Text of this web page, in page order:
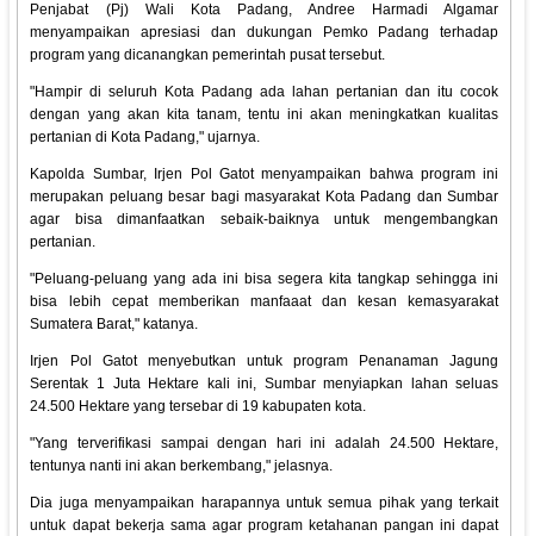
Penjabat (Pj) Wali Kota Padang, Andree Harmadi Algamar
menyampaikan apresiasi dan dukungan Pemko Padang terhadap
program yang dicanangkan pemerintah pusat tersebut.
"Hampir di seluruh Kota Padang ada lahan pertanian dan itu cocok
dengan yang akan kita tanam, tentu ini akan meningkatkan kualitas
pertanian di Kota Padang," ujarnya.
Kapolda Sumbar, Irjen Pol Gatot menyampaikan bahwa program ini
merupakan peluang besar bagi masyarakat Kota Padang dan Sumbar
agar bisa dimanfaatkan sebaik-baiknya untuk mengembangkan
pertanian.
"Peluang-peluang yang ada ini bisa segera kita tangkap sehingga ini
bisa lebih cepat memberikan manfaaat dan kesan kemasyarakat
Sumatera Barat," katanya.
Irjen Pol Gatot menyebutkan untuk program Penanaman Jagung
Serentak 1 Juta Hektare kali ini, Sumbar menyiapkan lahan seluas
24.500 Hektare yang tersebar di 19 kabupaten kota.
"Yang terverifikasi sampai dengan hari ini adalah 24.500 Hektare,
tentunya nanti ini akan berkembang," jelasnya.
Dia juga menyampaikan harapannya untuk semua pihak yang terkait
untuk dapat bekerja sama agar program ketahanan pangan ini dapat